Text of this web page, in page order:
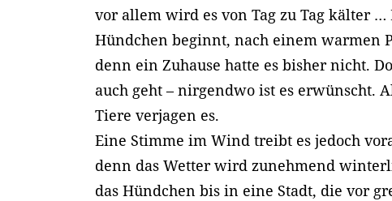
vor allem wird es von Tag zu Tag kälter …
Hündchen beginnt, nach einem warmen
denn ein Zuhause hatte es bisher nicht.
auch geht – nirgendwo ist es erwünscht.
Tiere verjagen es.
Eine Stimme im Wind treibt es jedoch
denn das Wetter wird zunehmend
das Hündchen bis in eine Stadt, die vor